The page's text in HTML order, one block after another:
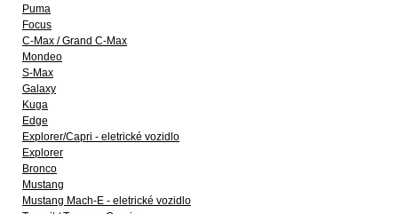
Puma
Focus
C-Max / Grand C-Max
Mondeo
S-Max
Galaxy
Kuga
Edge
Explorer/Capri - eletrické vozidlo
Explorer
Bronco
Mustang
Mustang Mach-E - eletrické vozidlo